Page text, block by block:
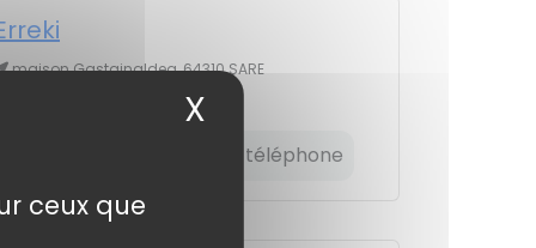
ceux que
X
maison Gastainaldea, 64310 SARE
Matériel pour restaurants
Obtenir le numéro de téléphone